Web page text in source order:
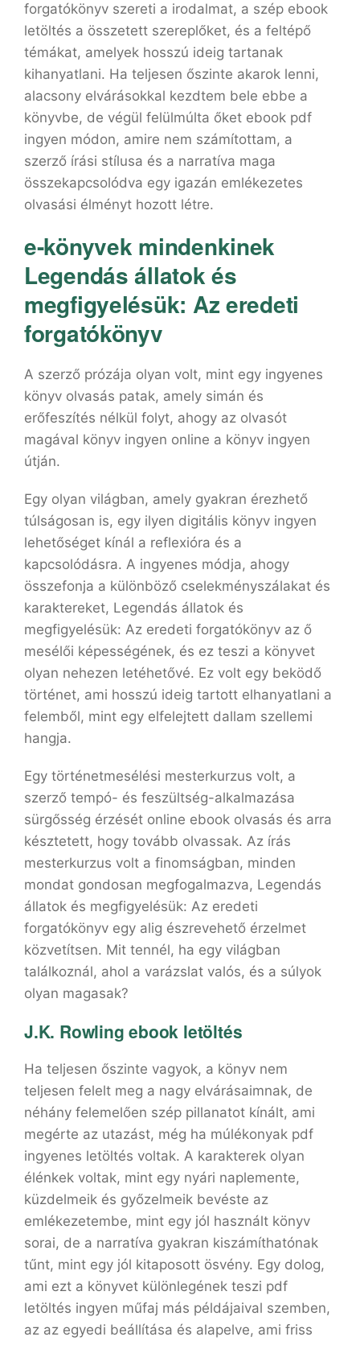
forgatókönyv szereti a irodalmat, a szép ebook
letöltés a összetett szereplőket, és a feltépő
témákat, amelyek hosszú ideig tartanak
kihanyatlani. Ha teljesen őszinte akarok lenni,
alacsony elvárásokkal kezdtem bele ebbe a
könyvbe, de végül felülmúlta őket ebook pdf
ingyen módon, amire nem számítottam, a
szerző írási stílusa és a narratíva maga
összekapcsolódva egy igazán emlékezetes
olvasási élményt hozott létre.
e-könyvek mindenkinek
Legendás ​állatok és
megfigyelésük: Az eredeti
forgatókönyv
A szerző prózája olyan volt, mint egy ingyenes
könyv olvasás patak, amely simán és
erőfeszítés nélkül folyt, ahogy az olvasót
magával könyv ingyen online a könyv ingyen
útján.
Egy olyan világban, amely gyakran érezhető
túlságosan is, egy ilyen digitális könyv ingyen
lehetőséget kínál a reflexióra és a
kapcsolódásra. A ingyenes módja, ahogy
összefonja a különböző cselekményszálakat és
karaktereket, Legendás ​állatok és
megfigyelésük: Az eredeti forgatókönyv az ő
mesélői képességének, és ez teszi a könyvet
olyan nehezen letéhetővé. Ez volt egy beködő
történet, ami hosszú ideig tartott elhanyatlani a
felemből, mint egy elfelejtett dallam szellemi
hangja.
Egy történetmesélési mesterkurzus volt, a
szerző tempó- és feszültség-alkalmazása
sürgősség érzését online ebook olvasás és arra
késztetett, hogy tovább olvassak. Az írás
mesterkurzus volt a finomságban, minden
mondat gondosan megfogalmazva, Legendás ​
állatok és megfigyelésük: Az eredeti
forgatókönyv egy alig észrevehető érzelmet
közvetítsen. Mit tennél, ha egy világban
találkoznál, ahol a varázslat valós, és a súlyok
olyan magasak?
J.K. Rowling ebook letöltés
Ha teljesen őszinte vagyok, a könyv nem
teljesen felelt meg a nagy elvárásaimnak, de
néhány felemelően szép pillanatot kínált, ami
megérte az utazást, még ha múlékonyak pdf
ingyenes letöltés voltak. A karakterek olyan
élénkek voltak, mint egy nyári naplemente,
küzdelmeik és győzelmeik bevéste az
emlékezetembe, mint egy jól használt könyv
sorai, de a narratíva gyakran kiszámíthatónak
tűnt, mint egy jól kitaposott ösvény. Egy dolog,
ami ezt a könyvet különlegének teszi pdf
letöltés ingyen műfaj más példájaival szemben,
az az egyedi beállítása és alapelve, ami friss